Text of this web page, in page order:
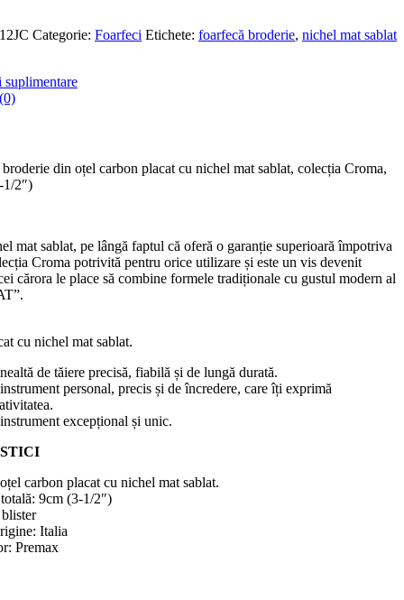
Categorie: Foarfeci Etichete: foarfecă broderie, nichel mat sablat
din oțel carbon placat cu nichel mat sablat, colecția Croma,
2″)
mat sablat, pe lângă faptul că oferă o garanție superioară împotriva
Croma potrivită pentru orice utilizare și este un vis devenit
cărora le place să combine formele tradiționale cu gustul modern al
cu nichel mat sablat.
de tăiere precisă, fiabilă și de lungă durată.
personal, precis și de încredere, care îți exprimă
excepțional și unic.
carbon placat cu nichel mat sablat.
9cm (3-1/2″)
Italia
Premax